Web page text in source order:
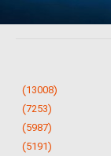
(13008)
(7253)
(5987)
(5191)